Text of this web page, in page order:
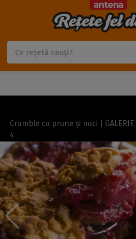
Crumble cu prune și nuci |
4